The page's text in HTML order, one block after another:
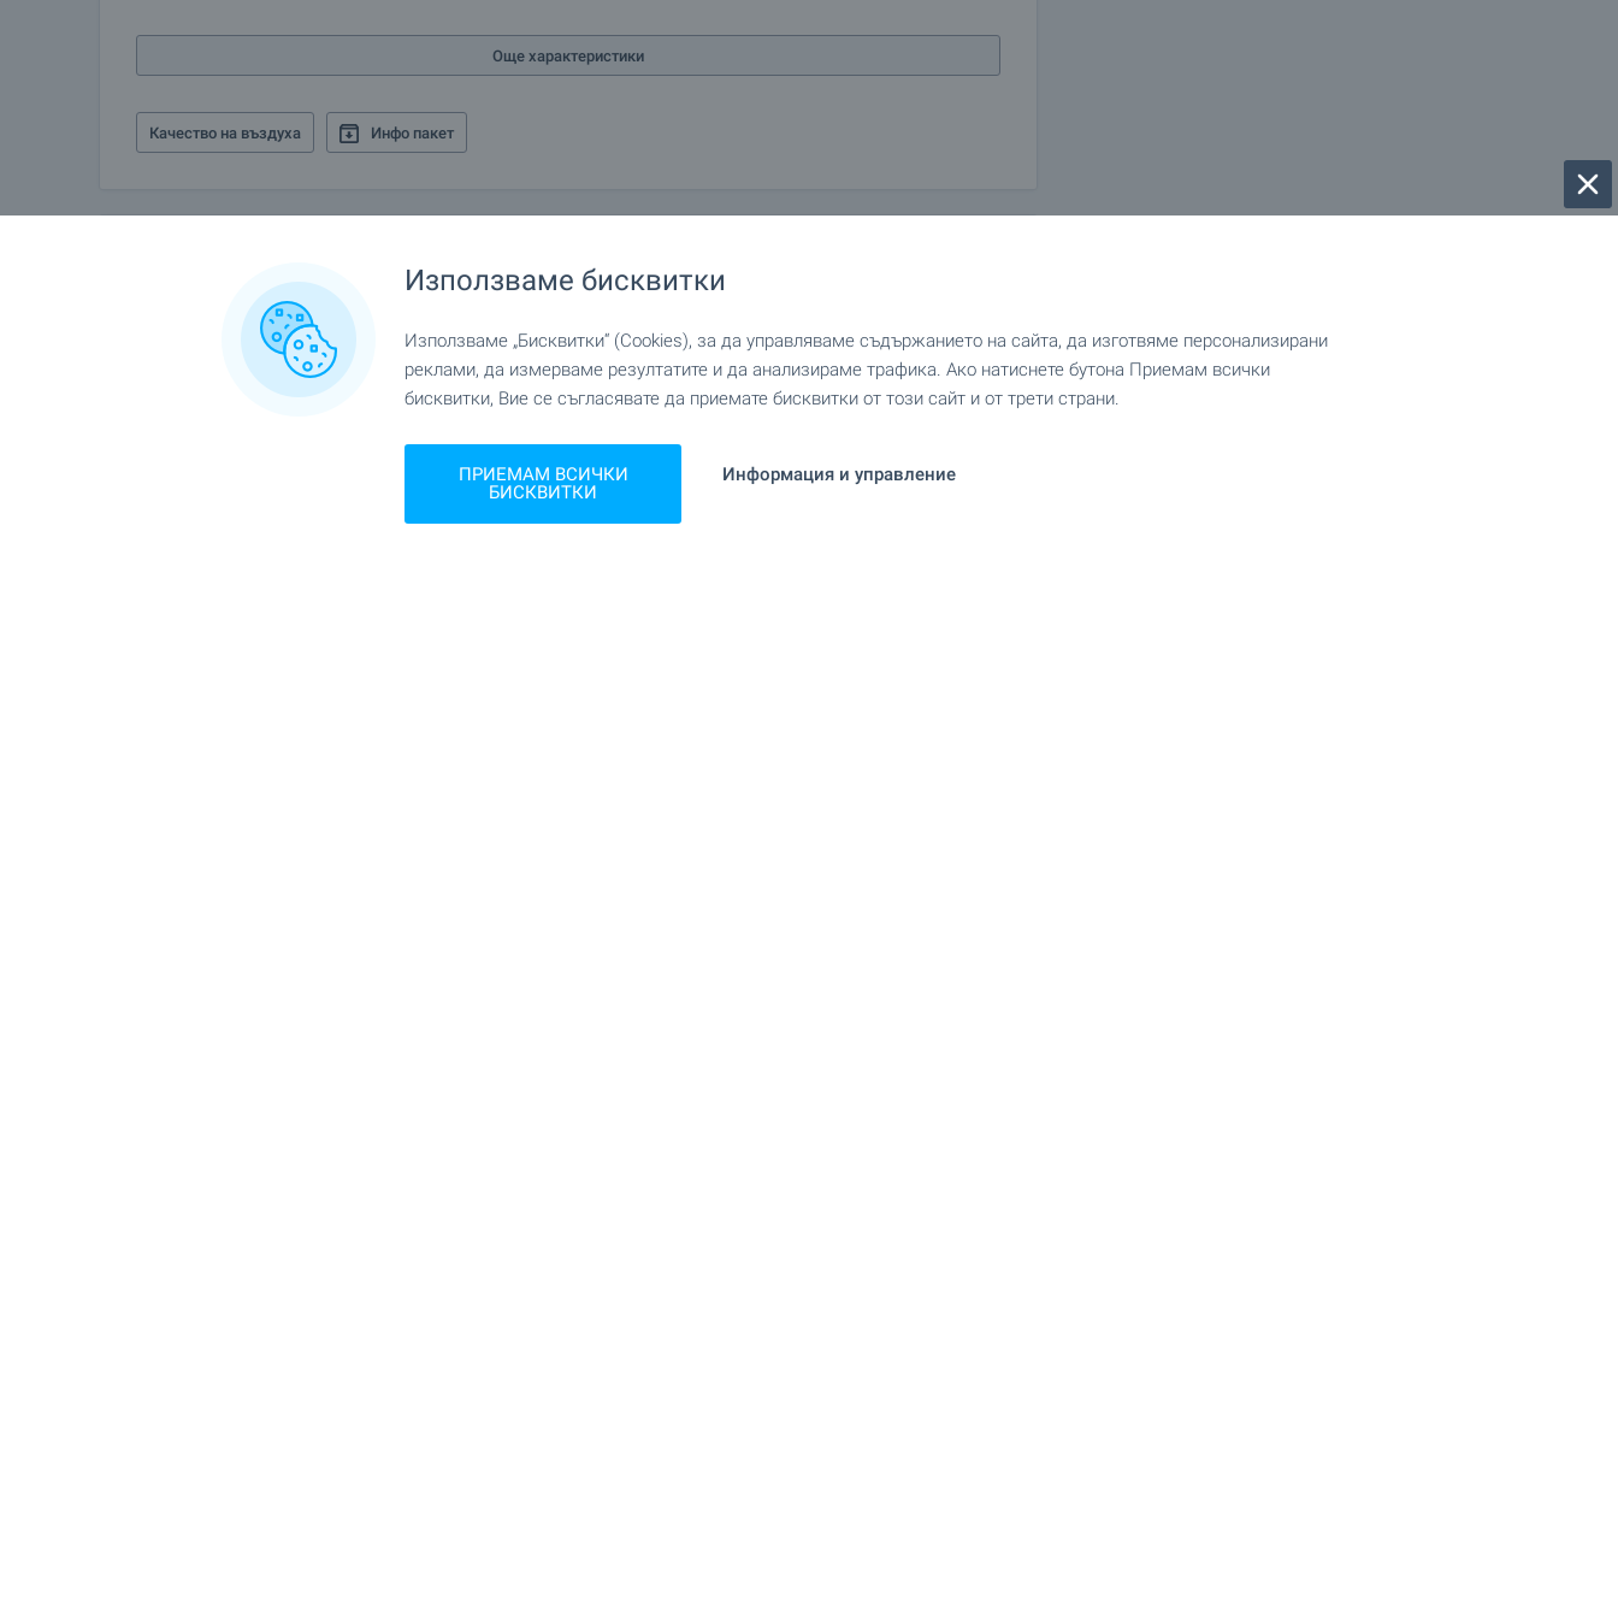
информация и кандидатстване за кредит.
Още характеристики
Качество на въздуха Инфо пакет
Използваме бисквитки
Използваме „Бисквитки“ (Cookies), за да управляваме съдържанието на сайта, да изготвяме персонализирани
реклами, да измерваме резултатите и да анализираме трафика. Ако натиснете бутона Приемам всички
бисквитки, Вие се съгласявате да приемате бисквитки от този сайт и от трети страни.
ПРИЕМАМ ВСИЧКИ
БИСКВИТКИ
Информация и управление